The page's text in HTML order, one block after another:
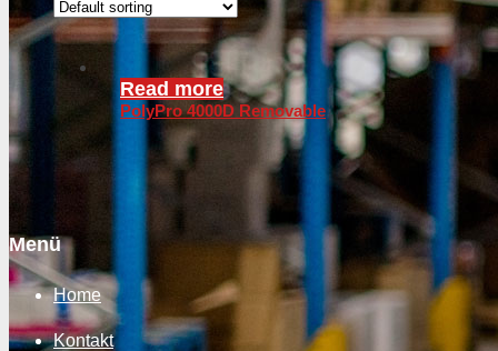
Read more
PolyPro 4000D Removable
Menü
Home
Kontakt